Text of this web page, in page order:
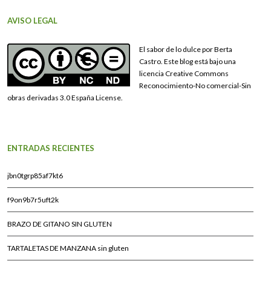
AVISO LEGAL
El sabor de lo dulce por Berta
Castro. Este blog está bajo una
licencia Creative Commons
Reconocimiento-No comercial-Sin
obras derivadas 3.0 España License.
ENTRADAS RECIENTES
jbn0tgrp85af7kt6
f9on9b7r5uft2k
BRAZO DE GITANO SIN GLUTEN
TARTALETAS DE MANZANA sin gluten